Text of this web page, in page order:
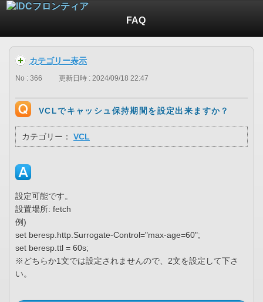
FAQ
カテゴリー表示
No : 366 更新日時 : 2024/09/18 22:47
VCLでキャッシュ保持期間を設定出来ますか？
カテゴリー： VCL
設定可能です。
設置場所: fetch
例)
set beresp.http.Surrogate-Control="max-age=60";
set beresp.ttl = 60s;
※どちらか1文では設定されませんので、2文を設定して下さ
い。